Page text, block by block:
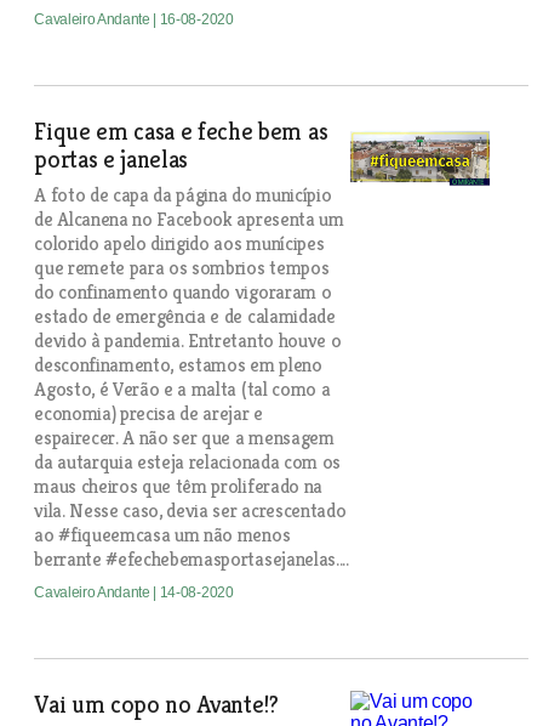
Cavaleiro Andante | 16-08-2020
Fique em casa e feche bem as
portas e janelas
A foto de capa da página do município
de Alcanena no Facebook apresenta um
colorido apelo dirigido aos munícipes
que remete para os sombrios tempos
do confinamento quando vigoraram o
estado de emergência e de calamidade
devido à pandemia. Entretanto houve o
desconfinamento, estamos em pleno
Agosto, é Verão e a malta (tal como a
economia) precisa de arejar e
espairecer. A não ser que a mensagem
da autarquia esteja relacionada com os
maus cheiros que têm proliferado na
vila. Nesse caso, devia ser acrescentado
ao #fiqueemcasa um não menos
berrante #efechebemasportasejanelas....
Cavaleiro Andante | 14-08-2020
Vai um copo no Avante!?